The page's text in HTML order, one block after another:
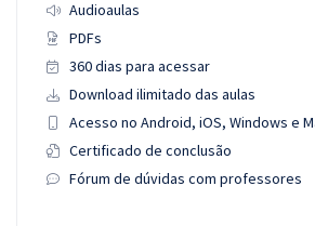
Audioaulas
PDFs
360 dias para acessar
Download ilimitado das aulas
Acesso no Android, iOS, Windows e
Certificado de conclusão
Fórum de dúvidas com professores